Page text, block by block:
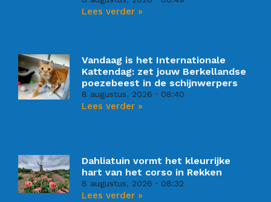
Lees verder »
Vandaag is het Internationale
Kattendag: zet jouw Berkellandse
poezebeest in de schijnwerpers
8 augustus, 2026 08:40
Lees verder »
Dahliatuin vormt het kleurrijke
hart van het corso in Rekken
8 augustus, 2026 08:32
Lees verder »